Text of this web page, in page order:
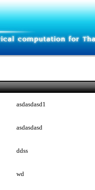
asdasdasd1
asdasdasd
ddss
wd